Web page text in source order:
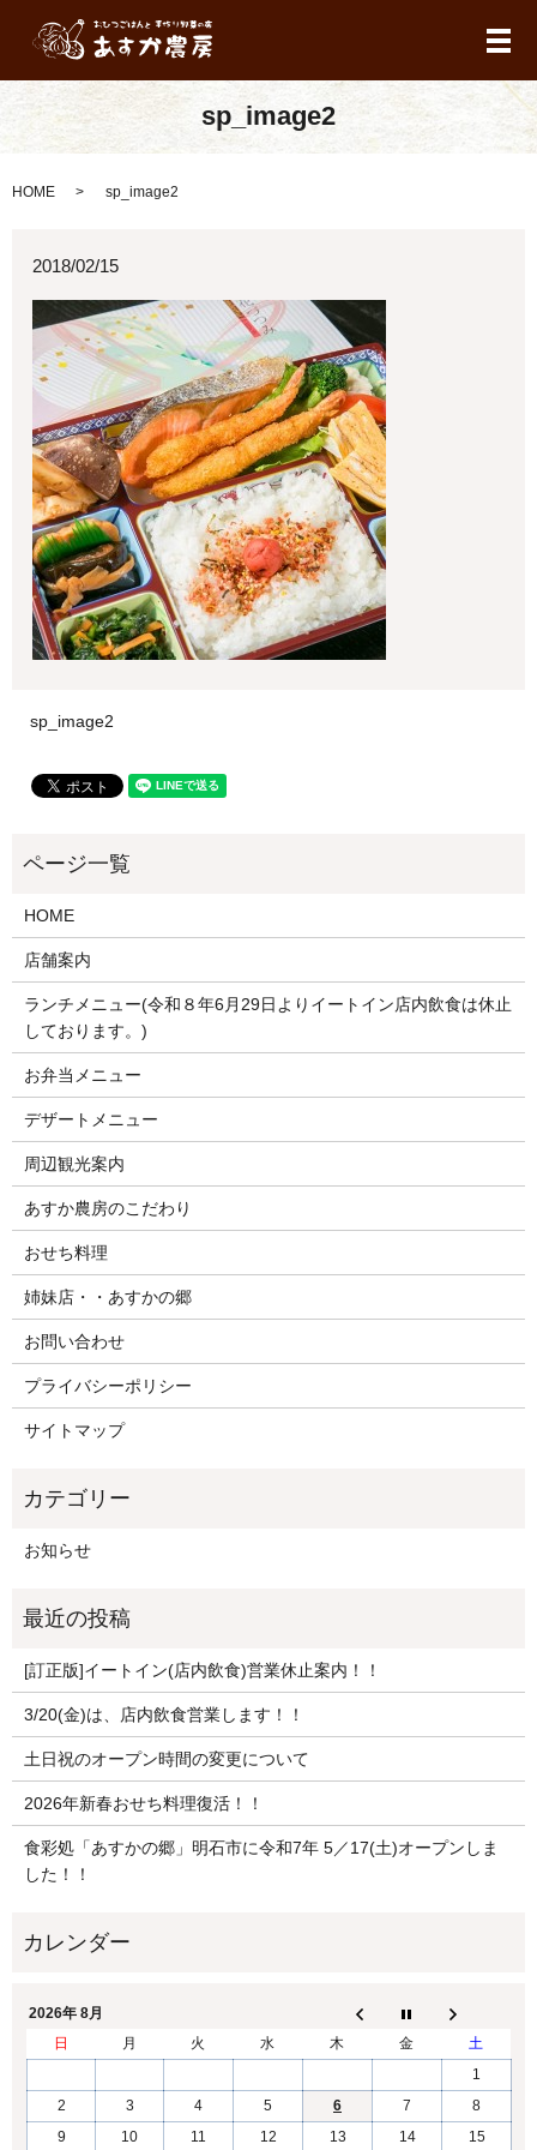
メ
sp_image2
HOME sp_image2
2018/02/15
sp_image2
HOME
店舗案内
ランチメニュー(令和８年6月29日よりイートイン店内飲食は休止
しております。)
お弁当メニュー
デザートメニュー
周辺観光案内
あすか農房のこだわり
おせち料理
姉妹店・・あすかの郷
お問い合わせ
プライバシーポリシー
サイトマップ
お知らせ
[訂正版]イートイン(店内飲食)営業休止案内！！
3/20(金)は、店内飲食営業します！！
土日祝のオープン時間の変更について
2026年新春おせち料理復活！！
食彩処「あすかの郷」明石市に令和7年 5／17(土)オープンしま
した！！
2026年 8月
日
月 火 水 木 金
土
1
2
3 4 5 6 7
8
9
10 11 12 13 14 15